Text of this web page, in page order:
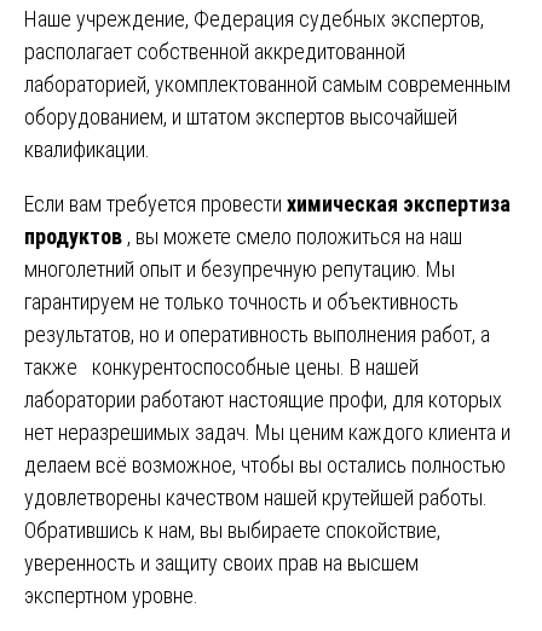
Наше учреждение, Федерация судебных экспертов,
располагает собственной аккредитованной
лабораторией, укомплектованной самым современным
оборудованием, и штатом экспертов высочайшей
квалификации.
Если вам требуется провести химическая экспертиза
продуктов , вы можете смело положиться на наш
многолетний опыт и безупречную репутацию. Мы
гарантируем не только точность и объективность
результатов, но и оперативность выполнения работ, а
также конкурентоспособные цены. В нашей
лаборатории работают настоящие профи, для которых
нет неразрешимых задач. Мы ценим каждого клиента и
делаем всё возможное, чтобы вы остались полностью
удовлетворены качеством нашей крутейшей работы.
Обратившись к нам, вы выбираете спокойствие,
уверенность и защиту своих прав на высшем
экспертном уровне.